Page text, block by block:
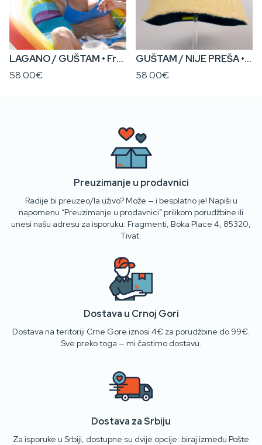
LAGANO / GUŠTAM • Frotir x Pamuk Dvostrana Bucket Kapa
58.00€
GUŠTAM / NIJE PREŠA • Frotir x Pamuk Dvostrana Bucket Kapa
58.00€
Preuzimanje u prodavnici
Radije bi preuzeo/la uživo? Može — i besplatno je! Napiši u
napomenu “Preuzimanje u prodavnici” prilikom porudžbine ili
unesi našu adresu za isporuku: Fragmenti, Boka Place 4, 85320,
Tivat.
Dostava u Crnoj Gori
Dostava na teritoriji Crne Gore iznosi 4€ za porudžbine do 99€.
Sve preko toga — mi častimo dostavu.
Dostava za Srbiju
Za isporuke u Srbiji, dostupne su dvije opcije: biraj između Pošte